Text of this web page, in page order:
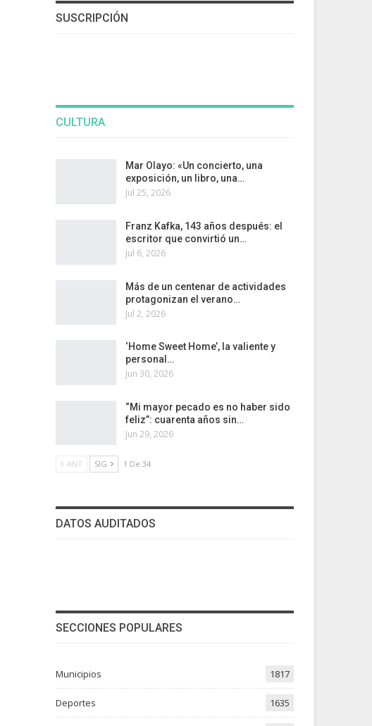
SUSCRIPCIÓN
CULTURA
Mar Olayo: «Un concierto, una
exposición, un libro, una…
Jul 25, 2026
Franz Kafka, 143 años después: el
escritor que convirtió un…
Jul 6, 2026
Más de un centenar de actividades
protagonizan el verano…
Jul 2, 2026
‘Home Sweet Home’, la valiente y
personal…
Jun 30, 2026
“Mi mayor pecado es no haber sido
feliz”: cuarenta años sin…
Jun 29, 2026
ANT SIG 1 De 34
DATOS AUDITADOS
SECCIONES POPULARES
Municipios 1817
Deportes 1635